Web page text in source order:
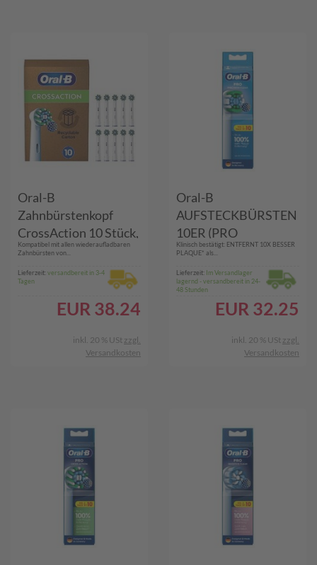
Oral-B
Zahnbürstenkopf
CrossAction 10 Stück,
Weiss, Zahnbürsten-
Art: Elektrische
Zahnbürste,
Verpackungseinheit:
Kompatibel mit allen wiederaufladbaren
Zahnbürsten von...
Lieferzeit:versandbereit in 3-4
Tagen
EUR 38.24
inkl. 20 % USt zzgl.
Versandkosten
Oral-B
AUFSTECKBÜRSTEN
10ER (PRO
PRECISIONCLEAN)
Klinisch bestätigt: ENTFERNT 10X BESSER
PLAQUE* als...
Lieferzeit: Im Versandlager
lagernd - versandbereit in 24-
48 Stunden
EUR 32.25
inkl. 20 % USt zzgl.
Versandkosten